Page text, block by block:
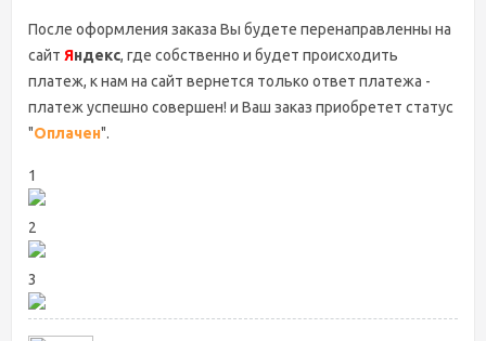
После оформления заказа Вы будете перенаправленны на
сайт Яндекс, где собственно и будет происходить
платеж, к нам на сайт вернется только ответ платежа -
платеж успешно совершен! и Ваш заказ приобретет статус
"Оплачен".
1
2
3